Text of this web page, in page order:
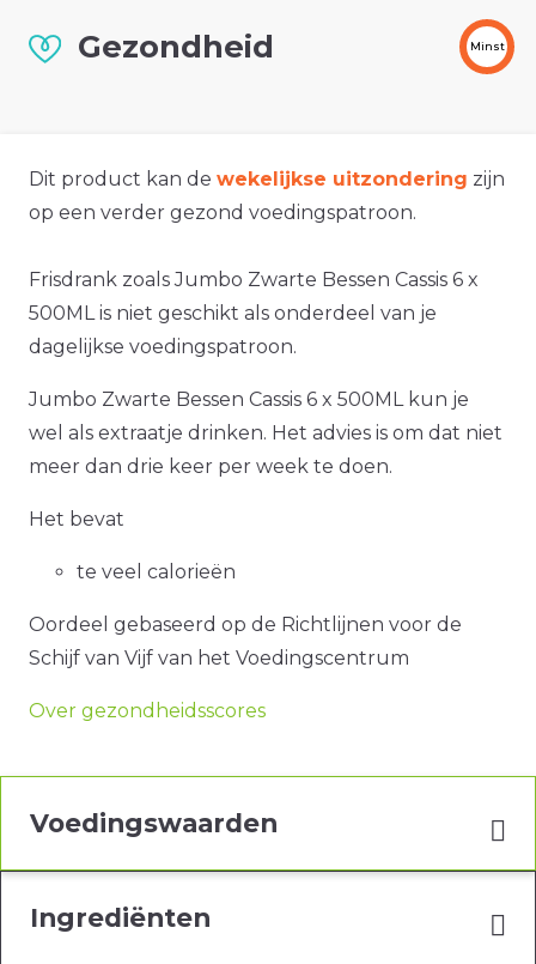
Gezondheid Minst
Dit product kan de wekelijkse uitzondering zijn
op een verder gezond voedingspatroon.
Frisdrank zoals Jumbo Zwarte Bessen Cassis 6 x
500ML is niet geschikt als onderdeel van je
dagelijkse voedingspatroon.
Jumbo Zwarte Bessen Cassis 6 x 500ML kun je
wel als extraatje drinken. Het advies is om dat niet
meer dan drie keer per week te doen.
Het bevat
te veel calorieën
Oordeel gebaseerd op de Richtlijnen voor de
Schijf van Vijf van het Voedingscentrum
Over gezondheidsscores
Voedingswaarden
Ingrediënten